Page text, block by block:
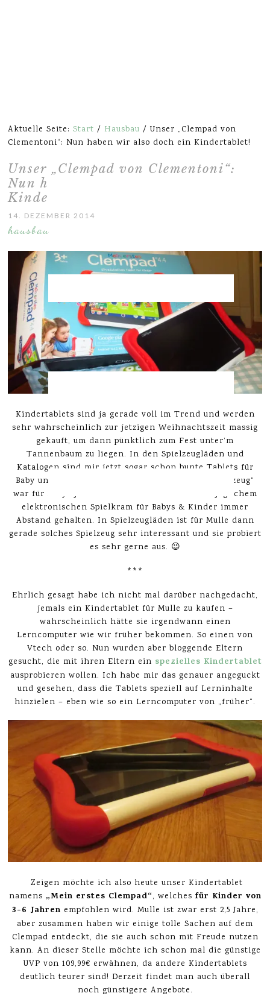
Aktuelle Seite:Start / Hausbau / Unser „Clempad von
Clementoni“: Nun haben wir also doch ein Kindertablet!
Unser „Clempad von Clementoni“:
Nun haben wir also doch ein
Kindertablet!
14. DEZEMBER 2014
hausbau
Kindertablets sind ja gerade voll im Trend und werden
sehr wahrscheinlich zur jetzigen Weihnachtszeit massig
gekauft, um dann pünktlich zum Fest unter’m
Tannenbaum zu liegen. In den Spielzeugläden und
Katalogen sind mir jetzt sogar schon bunte Tablets für
Baby untergekommen, aber so „Dudel-Leucht-Spielzeug“
war für Babys ja schon beliebt. Wir haben von jeglichem
elektronischen Spielkram für Babys & Kinder immer
Abstand gehalten. In Spielzeugläden ist für Mulle dann
gerade solches Spielzeug sehr interessant und sie probiert
es sehr gerne aus. 😉
***
Ehrlich gesagt habe ich nicht mal darüber nachgedacht,
jemals ein Kindertablet für Mulle zu kaufen –
wahrscheinlich hätte sie irgendwann einen
Lerncomputer wie wir früher bekommen. So einen von
Vtech oder so. Nun wurden aber bloggende Eltern
gesucht, die mit ihren Eltern ein spezielles Kindertablet
ausprobieren wollen. Ich habe mir das genauer angeguckt
und gesehen, dass die Tablets speziell auf Lerninhalte
hinzielen – eben wie so ein Lerncomputer von „früher“.
Zeigen möchte ich also heute unser Kindertablet
namens „Mein erstes Clempad“, welches für Kinder von
3-6 Jahren empfohlen wird. Mulle ist zwar erst 2,5 Jahre,
aber zusammen haben wir einige tolle Sachen auf dem
Clempad entdeckt, die sie auch schon mit Freude nutzen
kann. An dieser Stelle möchte ich schon mal die günstige
UVP von 109,99€ erwähnen, da andere Kindertablets
deutlich teurer sind! Derzeit findet man auch überall
noch günstigere Angebote.